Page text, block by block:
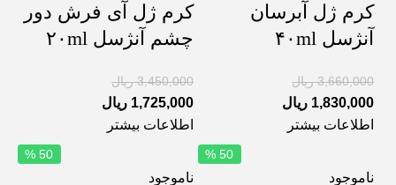
کرم ژل آبرسان
آنژسل ۴۰ml
3,660,000 ریال
1,830,000 ریال
اطلاعات بیشتر
کرم ژل آی فرش دور
چشم آنژسل ۲۰ml
3,450,000 ریال
1,725,000 ریال
اطلاعات بیشتر
ناموجود
50 %
ناموجود
50 %